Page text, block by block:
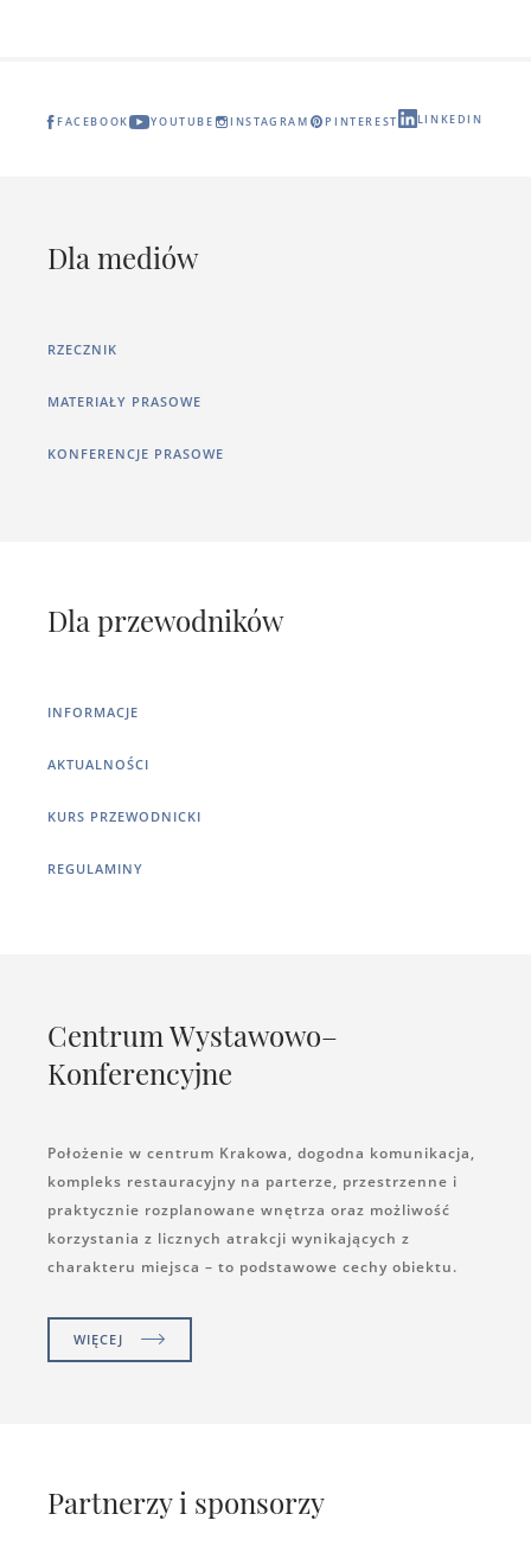
FACEBOOK YOUTUBE INSTAGRAM PINTEREST LINKEDIN
Dla mediów
RZECZNIK
MATERIAŁY PRASOWE
KONFERENCJE PRASOWE
Dla przewodników
INFORMACJE
AKTUALNOŚCI
KURS PRZEWODNICKI
REGULAMINY
Centrum Wystawowo–
Konferencyjne
Położenie w centrum Krakowa, dogodna komunikacja,
kompleks restauracyjny na parterze, przestrzenne i
praktycznie rozplanowane wnętrza oraz możliwość
korzystania z licznych atrakcji wynikających z
charakteru miejsca – to podstawowe cechy obiektu.
WIĘCEJ
Partnerzy i sponsorzy